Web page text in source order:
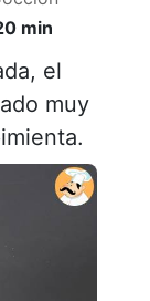
min
el
muy